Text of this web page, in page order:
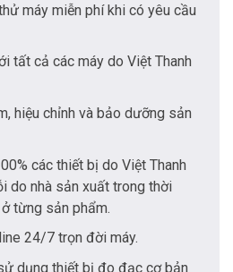
máy miễn phí khi có yêu cầu
tất cả các máy do Việt Thanh
hiệu chỉnh và bảo dưỡng sản
các thiết bị do Việt Thanh
do nhà sản xuất trong thời
từng sản phẩm.
24/7 trọn đời máy.
dụng thiết bị đo đạc cơ bản